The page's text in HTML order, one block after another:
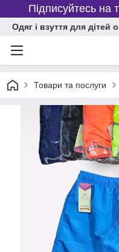
Підписуйтесь на
Одяг і взуття для дітей
Товари та послуги